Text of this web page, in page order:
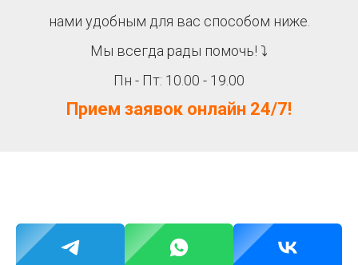
нами удобным для вас способом ниже.
Мы всегда рады помочь! ⤵
Пн - Пт: 10.00 - 19.00
Прием заявок онлайн 24/7!